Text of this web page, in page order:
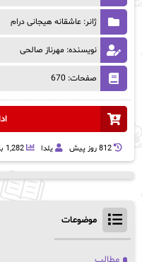
ژانر: عاشقانه هیجانی درام
نویسنده: مهرناز صالحی
صفحات: 670
812 روز پيش یلدا 1,282 بازدید
موضوعات